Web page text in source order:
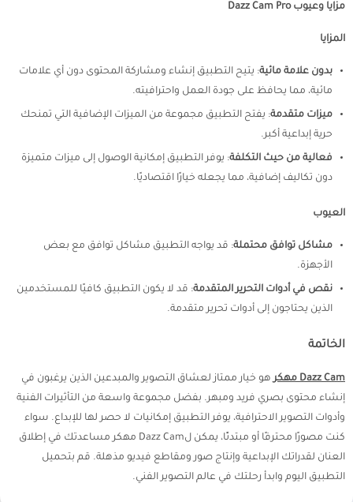
مزايا وعيوب Dazz Cam Pro
المزايا
بدون علامة مائية: يتيح التطبيق إنشاء ومشاركة المحتوى دون أي علامات
مائية، مما يحافظ على جودة العمل واحترافيته.
ميزات متقدمة: يفتح التطبيق مجموعة من الميزات الإضافية التي تمنحك
حرية إبداعية أكبر.
فعالية من حيث التكلفة: يوفر التطبيق إمكانية الوصول إلى ميزات متميزة
دون تكاليف إضافية، مما يجعله خيارًا اقتصاديًا.
العيوب
مشاكل توافق محتملة: قد يواجه التطبيق مشاكل توافق مع بعض
الأجهزة.
نقص في أدوات التحرير المتقدمة: قد لا يكون التطبيق كافيًا للمستخدمين
الذين يحتاجون إلى أدوات تحرير متقدمة.
الخاتمة
Dazz Cam مهكر
هو خيار ممتاز لعشاق التصوير والمبدعين الذين يرغبون في
إنشاء محتوى بصري فريد ومبهر. بفضل مجموعة واسعة من التأثيرات الفنية
وأدوات التصوير الاحترافية، يوفر التطبيق إمكانيات لا حصر لها للإبداع. سواء
كنت مصورًا محترفًا أو مبتدئًا، يمكن لDazz Cam مهكر مساعدتك في إطلاق
العنان لقدراتك الإبداعية وإنتاج صور ومقاطع فيديو مذهلة. قم بتحميل
التطبيق اليوم وابدأ رحلتك في عالم التصوير الفني.